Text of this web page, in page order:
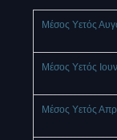
Μέσος Υετός
Μέσος Υετός
Μέσος Υετός